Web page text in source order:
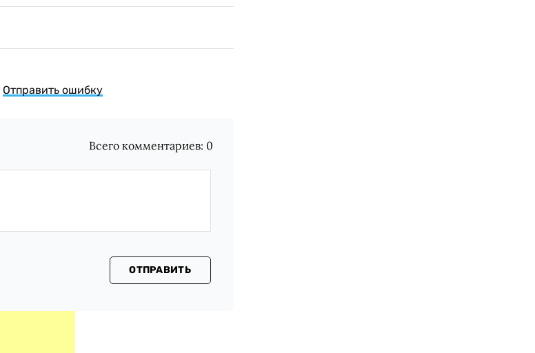
Отправить ошибку
Всего комментариев: 0
ОТПРАВИТЬ